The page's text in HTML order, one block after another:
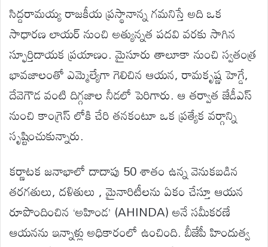
సిద్దరామయ్య రాజకీయ ప్రస్థానాన్న గమనిస్తే అది ఒక
సాధారణ లాయర్ నుంచి అత్యున్నత పదవి వరకు సాగిన
స్ఫూర్తిదాయక ప్రయాణం. మైసూరు తాలూకా నుంచి స్వతంత్ర
భావజాలంతో ఎమ్మెల్యేగా గెలిచిన ఆయన, రామకృష్ణ హెగ్డే,
దేవెగౌడ వంటి దిగ్గజాల నీడలో పెరిగారు. ఆ తర్వాత జేడీఎస్
నుంచి కాంగ్రెస్ లోకి చేరి తనకంటూ ఒక ప్రత్యేక వర్గాన్ని
సృష్టించుకున్నారు.
కర్ణాటక జనాభాలో దాదాపు 50 శాతం ఉన్న వెనుకబడిన
తరగతులు, దళితులు , మైనారిటీలను ఏకం చేస్తూ ఆయన
రూపొందించిన ‘అహిండ’ (AHINDA) అనే సమీకరణే
ఆయనను ఇన్నాళ్లు అధికారంలో ఉంచింది. బీజేపీ హిందుత్వ